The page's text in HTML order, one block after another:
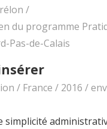
/
du programme
Pas-de-Calais
/ France / 2016 /
simplicité